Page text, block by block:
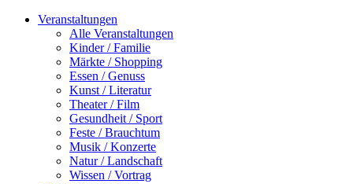
Veranstaltungen
Alle Veranstaltungen
Kinder / Familie
Märkte / Shopping
Essen / Genuss
Kunst / Literatur
Theater / Film
Gesundheit / Sport
Feste / Brauchtum
Musik / Konzerte
Natur / Landschaft
Wissen / Vortrag